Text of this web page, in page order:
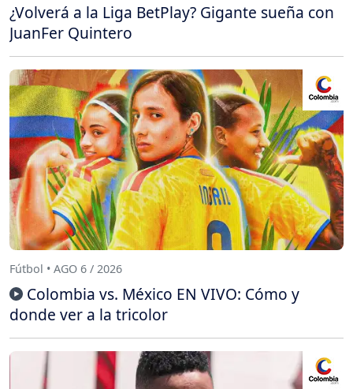
¿Volverá a la Liga BetPlay? Gigante sueña con
JuanFer Quintero
Fútbol • AGO 6 / 2026
Colombia vs. México EN VIVO: Cómo y
donde ver a la tricolor